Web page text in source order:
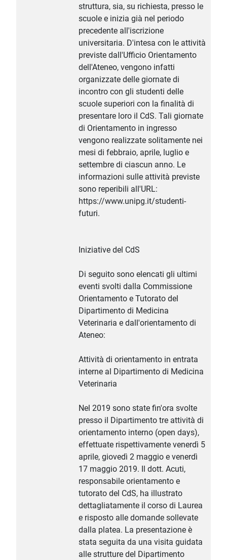
struttura, sia, su richiesta, presso le
scuole e inizia già nel periodo
precedente all'iscrizione
universitaria. D'intesa con le attività
previste dall'Ufficio Orientamento
dell'Ateneo, vengono infatti
organizzate delle giornate di
incontro con gli studenti delle
scuole superiori con la finalità di
presentare loro il CdS. Tali giornate
di Orientamento in ingresso
vengono realizzate solitamente nei
mesi di febbraio, aprile, luglio e
settembre di ciascun anno. Le
informazioni sulle attività previste
sono reperibili all'URL:
https://www.unipg.it/studenti-
futuri.
Iniziative del CdS
Di seguito sono elencati gli ultimi
eventi svolti dalla Commissione
Orientamento e Tutorato del
Dipartimento di Medicina
Veterinaria e dall'orientamento di
Ateneo:
Attività di orientamento in entrata
interne al Dipartimento di Medicina
Veterinaria
Nel 2019 sono state fin'ora svolte
presso il Dipartimento tre attività di
orientamento interno (open days),
effettuate rispettivamente venerdì 5
aprile, giovedì 2 maggio e venerdì
17 maggio 2019. Il dott. Acuti,
responsabile orientamento e
tutorato del CdS, ha illustrato
dettagliatamente il corso di Laurea
e risposto alle domande sollevate
dalla platea. La presentazione è
stata seguita da una visita guidata
alle strutture del Dipartimento